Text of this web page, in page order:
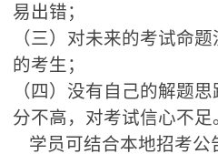
易出错；
（三）对未来的考试命
的考生；
（四）没有自己的解题
分不高，对考试信心不足
学员可结合本地招考公